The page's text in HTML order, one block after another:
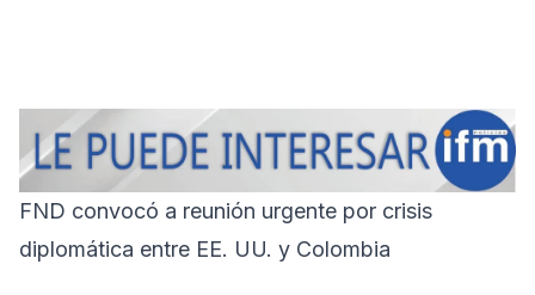
FND convocó a reunión urgente por crisis
diplomática entre EE. UU. y Colombia